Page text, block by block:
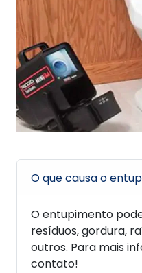
O que causa o
O entupimento
resíduos, gordura,
outros. Para mais
contato!